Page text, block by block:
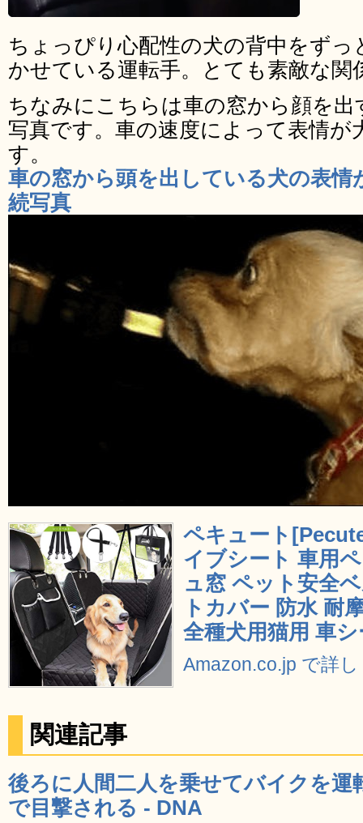
ちょっぴり心配性の犬の背中をず
かせている運転手。とても素敵な関
ちなみにこちらは車の窓から顔を
写真です。車の速度によって表情が
す。
車の窓から頭を出している犬の表情
続写真
ペキュート
イブシート 車用
ュ窓 ペット安全
トカバー 防水 耐
全種犬用猫用 車
Amazon.co.jp で詳
関連記事
後ろに人間二人を乗せてバイクを
で目撃される - DNA